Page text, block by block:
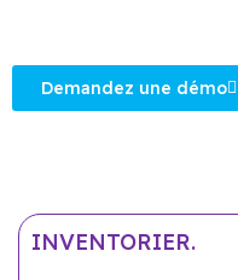
Demandez une démo
INVENTORIER.